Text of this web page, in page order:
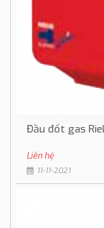
Đầu đốt gas
Liên hệ
11-11-2021